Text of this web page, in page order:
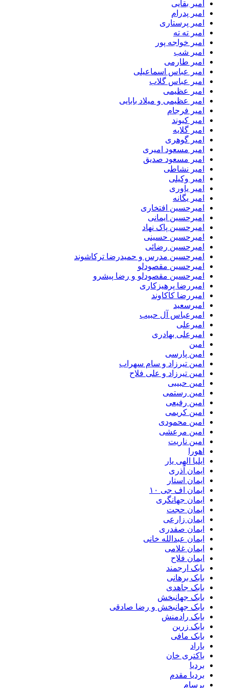
امیر بقایی
امیر پدرام
امیر پرستاری
امیر ته ته
امیر خواجه پور
امیر شب
امیر طارمی
امیر عباس اسماعیلی
امیر عباس گلاب
امیر عظیمی
امیر عظیمی و میلاد بابایی
امیر فرجام
امیر کیوند
امیر گلایه
امیر گوهری
امیر مسعود امیری
امیر مسعود صدیق
امیر نشاطی
امیر وکیلی
امیر یاوری
امیر یگانه
امیرحسین افتخاری
امیرحسین ایمانی
امیرحسین پاک نهاد
امیرحسین حسینی
امیرحسین رضائی
امیرحسین مدرس و حمیدرضا ترکاشوند
امیرحسین مقصودلو
امیرحسین مقصودلو و رضا پیشرو
امیررضا پرهیزکاری
امیررضا کاکاوند
امیرسعید
امیرعباس آل حبیب
امیرعلی
امیرعلی بهادری
امین
امین پارسی
امین تیرزاد و سام سهراب
امین تیرزاد و علی فلاح
امین حبیبی
امین رستمی
امین رفیعی
امین کریمی
امین محمودی
امین مرعشی
امین ناریت
اهورا
ایلیا الهی یار
ایمان آذری
ایمان استار
ایمان اف جی ۱۰
ایمان جهانگری
ایمان حجت
ایمان زارعی
ایمان صفدری
ایمان عبدالله خانی
ایمان غلامی
ایمان فلاح
بابک ارجمند
بابک برهانی
بابک جاهدی
بابک جهانبخش
بابک جهانبخش و رضا صادقی
بابک رادمنش
بابک زرین
بابک مافی
باراد
باکتری خان
بردیا
بردیا مقدم
برسام